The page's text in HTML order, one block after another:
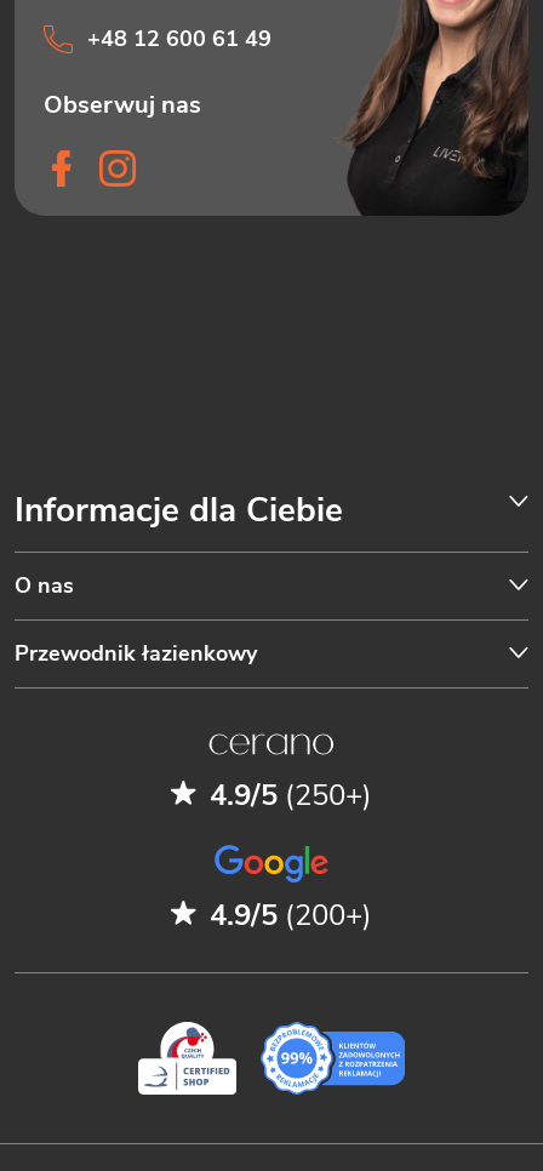
Informacje dla Ciebie
O nas
Przewodnik łazienkowy
+48 12 600 61 49
4.9/5 (250+)
4.9/5 (200+)